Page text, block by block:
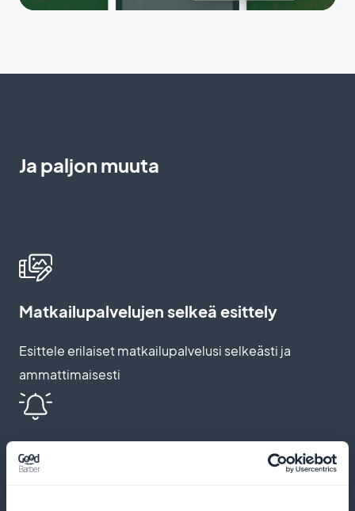
Ja paljon muuta
Matkailupalvelujen selkeä esittely
Esittele erilaiset matkailupalvelusi selkeästi ja
ammattimaisesti
Push-ilmoitukset ja automaattiset
muistutukset